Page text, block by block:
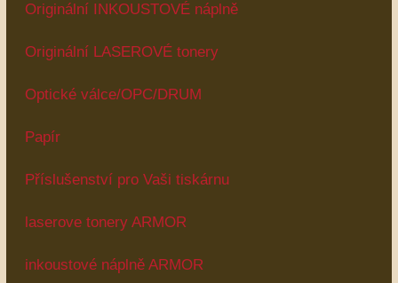
Originální INKOUSTOVÉ náplně
Originální LASEROVÉ tonery
Optické válce/OPC/DRUM
Papír
Příslušenství pro Vaši tiskárnu
laserove tonery ARMOR
inkoustové náplně ARMOR